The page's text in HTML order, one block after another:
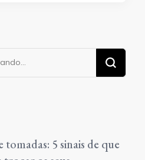
5 sinais de que